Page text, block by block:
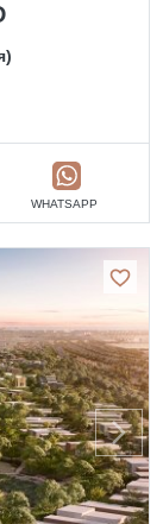
WHATSAPP